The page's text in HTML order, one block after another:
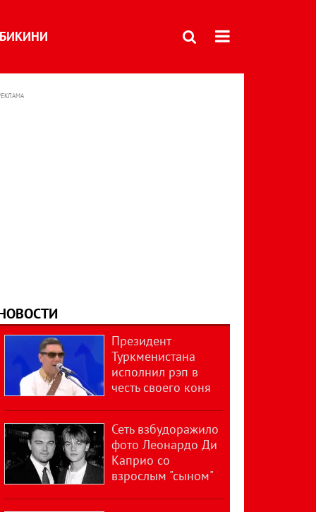
БИКИНИ
Президент
Туркменистана
исполнил рэп в
честь своего коня
Сеть взбудоражило
фото Леонардо Ди
Каприо со
взрослым "сыном"